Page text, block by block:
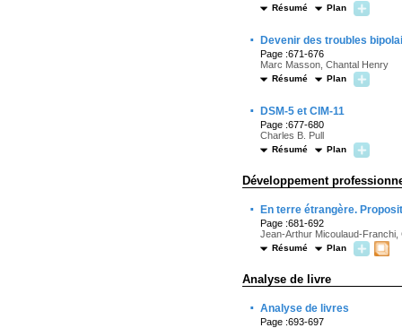
Résumé Plan
· Devenir des troubles
Page :671-676
Marc Masson, Chantal Henry
Résumé Plan
· DSM-5 et CIM-11
Page :677-680
Charles B. Pull
Résumé Plan
Développement
· En terre étrangère.
Page :681-692
Jean-Arthur Micoulaud-Franchi,
Résumé Plan
Analyse de livre
· Analyse de livres
Page :693-697